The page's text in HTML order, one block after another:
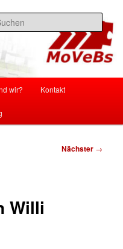
wir? Kontakt
Nächster →
Willi